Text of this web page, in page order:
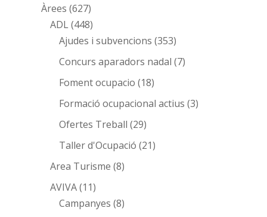
Àrees (627)
ADL(448)
Ajudes i subvencions (353)
Concurs aparadors nadal (7)
Foment ocupacio (18)
Formació ocupacional actius (3)
Ofertes Treball (29)
Taller d'Ocupació (21)
Area Turisme (8)
AVIVA(11)
Campanyes (8)